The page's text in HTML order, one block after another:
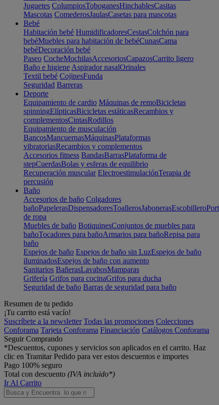
Juguetes ColumpiosToboganesHinchablesCasitas
Mascotas ComederosJaulasCasetas para mascotas
Bebé
Habitación bebé HumidificadoresCestasColchón para
bebéMuebles para habitación de bebéCunasCama
bebéDecoración bebé
Paseo CocheMochilasAccesoriosCapazosCarrito ligero
Baño e higiene Aspirador nasalOrinales
Textil bebé CojinesFunda
Seguridad Barreras
Deporte
Equipamiento de cardio Máquinas de remoBicicletas
spinningElípticasBicicletas estáticasRecambios y
complementosCintasRodillos
Equipamiento de musculación
BancosMancuernasMáquinasPlataformas
vibratoriasRecambios y complementos
Accesorios fitness BandasBarrasPlataforma de
stepCuerdasBolas y esferas de equilibrio
Recuperación muscular ElectroestimulaciónTerapia de
percusión
Baño
Accesorios de baño Colgadores
bañoPapelerasDispensadoresToallerosJabonerasEscobillero
de ropa
Muebles de baño BotiquinesConjuntos de muebles para
bañoTocadores para bañoArmarios para bañoRepisa para
baño
Espejos de baño Espejos de baño sin LuzEspejos de baño
iluminadosEspejos de baño con aumento
Sanitarios BañerasLavabosMamparas
Grifería Grifos para cocinaGrifos para ducha
Seguridad de baño Barras de seguridad para baño
Resumen de tu pedido
¡Tu carrito está vacío!
Suscríbete a la newsletter Todas las promociones Colecciones
Conforama Tarjeta Conforama Financiación Catálogos Conforama
Seguir Comprando
*Descuentos, cupones y servicios son aplicados en el carrito. Haz
clic en Tramitar Pedido para ver estos descuentos e importes
Pago 100% seguro
Total con descuento (IVA incluido*)
Ir Al Carrito